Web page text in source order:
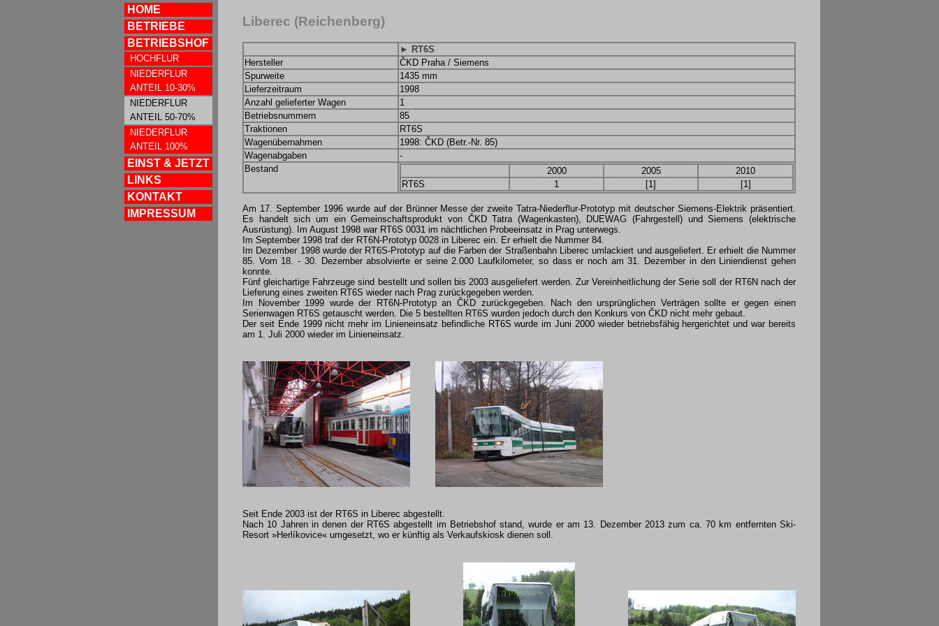
HOME
BETRIEBE
BETRIEBSHOF
HOCHFLUR
NIEDERFLUR
ANTEIL 10-30%
NIEDERFLUR
ANTEIL 50-70%
NIEDERFLUR
ANTEIL 100%
EINST & JETZT
LINKS
KONTAKT
IMPRESSUM
Liberec (Reichenberg)
► RT6S
Hersteller
ČKD Praha / Siemens
Spurweite
1435 mm
Lieferzeitraum
1998
Anzahl gelieferter Wagen
1
Betriebsnummern
85
Traktionen
RT6S
Wagenübernahmen
1998: ČKD (Betr.-Nr. 85)
Wagenabgaben
-
Bestand
2000 2005
2010
RT6S
1 [1] [1]
Am 17. September 1996 wurde auf der Brünner Messe der zweite Tatra-Niederflur-Prototyp mit deutscher Siemens-Elektrik präsentiert.
Es handelt sich um ein Gemeinschaftsprodukt von ČKD Tatra (Wagenkasten), DUEWAG (Fahrgestell) und Siemens (elektrische
Ausrüstung). Im August 1998 war RT6S 0031 im nächtlichen Probeeinsatz in Prag unterwegs.
Im September 1998 traf der RT6N-Prototyp 0028 in Liberec ein. Er erhielt die Nummer 84.
Im Dezember 1998 wurde der RT6S-Prototyp auf die Farben der Straßenbahn Liberec umlackiert und ausgeliefert. Er erhielt die Nummer
85. Vom 18. - 30. Dezember absolvierte er seine 2.000 Laufkilometer, so dass er noch am 31. Dezember in den Liniendienst gehen
konnte.
Fünf gleichartige Fahrzeuge sind bestellt und sollen bis 2003 ausgeliefert werden. Zur Vereinheitlichung der Serie soll der RT6N nach der
Lieferung eines zweiten RT6S wieder nach Prag zurückgegeben werden.
Im November 1999 wurde der RT6N-Prototyp an ČKD zurückgegeben. Nach den ursprünglichen Verträgen sollte er gegen einen
Serienwagen RT6S getauscht werden. Die 5 bestellten RT6S wurden jedoch durch den Konkurs von ČKD nicht mehr gebaut.
Der seit Ende 1999 nicht mehr im Linieneinsatz befindliche RT6S wurde im Juni 2000 wieder betriebsfähig hergerichtet und war bereits
am 1. Juli 2000 wieder im Linieneinsatz.
Seit Ende 2003 ist der RT6S in Liberec abgestellt.
Nach 10 Jahren in denen der RT6S abgestellt im Betriebshof stand, wurde er am 13. Dezember 2013 zum ca. 70 km entfernten Ski-
Resort »Herlíkovice« umgesetzt, wo er künftig als Verkaufskiosk dienen soll.